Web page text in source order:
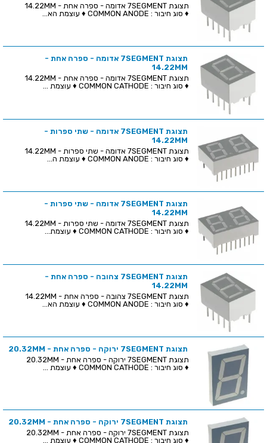
♦ סוג חיבור : COMMON ANODE ♦ עוצמת הא...
תצוגת 7SEGMENT אדומה - ספרה אחת -
14.22MM
♦ סוג חיבור : COMMON CATHODE ♦ עוצמת ...
תצוגת 7SEGMENT אדומה - שתי ספרות -
14.22MM
♦ סוג חיבור : COMMON ANODE ♦ עוצמת ה...
תצוגת 7SEGMENT אדומה - שתי ספרות -
14.22MM
♦ סוג חיבור : COMMON CATHODE ♦ עוצמת...
תצוגת 7SEGMENT צהובה - ספרה אחת -
14.22MM
♦ סוג חיבור : COMMON ANODE ♦ עוצמת הא...
תצוגת 7SEGMENT ירוקה - ספרה אחת - 20.32MM
♦ סוג חיבור : COMMON CATHODE ♦ עוצמת ...
תצוגת 7SEGMENT ירוקה - ספרה אחת - 20.32MM
♦ סוג חיבור : COMMON CATHODE ♦ עוצמת ...